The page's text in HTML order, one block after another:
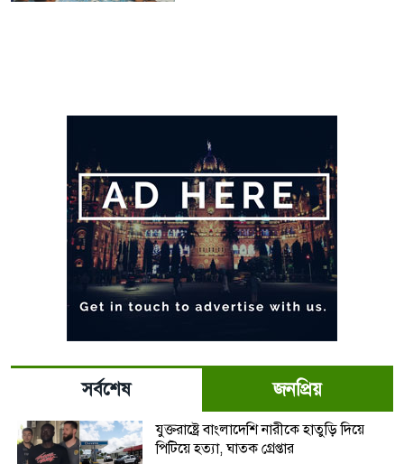
সর্বশেষ জনপ্রিয়
যুক্তরাষ্ট্রে বাংলাদেশি নারীকে হাতুড়ি দিয়ে
পিটিয়ে হত্যা, ঘাতক গ্রেপ্তার